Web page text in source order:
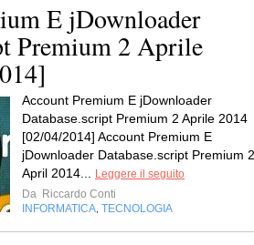
E jDownloader
Premium 2 Aprile
Account Premium E jDownloader
Database.script Premium 2 Aprile 2014
[02/04/2014] Account Premium E
jDownloader Database.script Premium 2
April 2014...
Leggere il seguito
Da Riccardo Conti
INFORMATICA TECNOLOGIA